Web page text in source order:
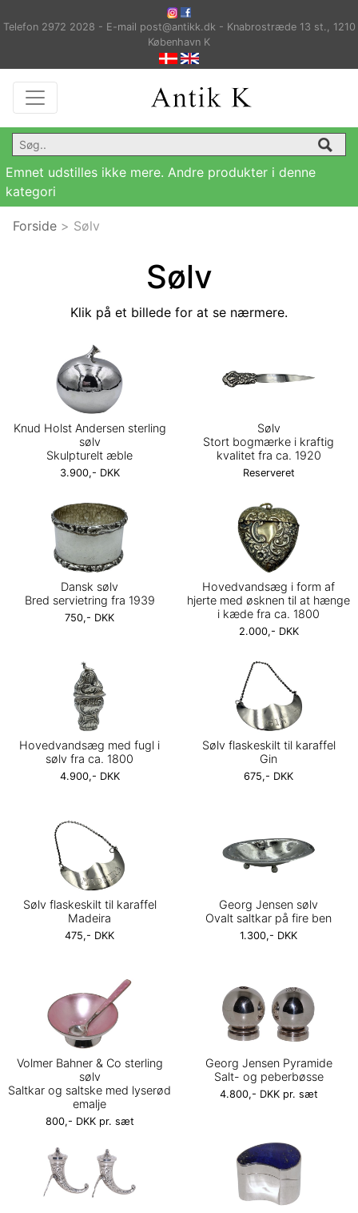
Telefon 2972 2028 - E-mail post@antikk.dk - Knabrostræde 13 st., 1210
København K
Emnet udstilles ikke mere. Andre produkter i denne
kategori
Forside > Sølv
Sølv
Klik på et billede for at se nærmere.
Knud Holst Andersen sterling
sølv
Skulpturelt æble
3.900,- DKK
Sølv
Stort bogmærke i kraftig
kvalitet fra ca. 1920
Reserveret
Dansk sølv
Bred servietring fra 1939
750,- DKK
Hovedvandsæg i form af
hjerte med øsknen til at hænge
i kæde fra ca. 1800
2.000,- DKK
Hovedvandsæg med fugl i
sølv fra ca. 1800
4.900,- DKK
Sølv flaskeskilt til karaffel
Gin
675,- DKK
Sølv flaskeskilt til karaffel
Madeira
475,- DKK
Georg Jensen sølv
Ovalt saltkar på fire ben
1.300,- DKK
Volmer Bahner & Co sterling
sølv
Saltkar og saltske med lyserød
emalje
800,- DKK pr. sæt
Georg Jensen Pyramide
Salt- og peberbøsse
4.800,- DKK pr. sæt